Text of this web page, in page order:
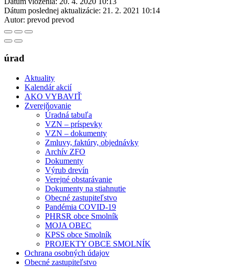
Dátum poslednej aktualizácie: 21. 2. 2021 10:14
Autor: prevod prevod
úrad
Aktuality
Kalendár akcií
AKO VYBAVIŤ
Zverejňovanie
Úradná tabuľa
VZN – príspevky
VZN – dokumenty
Zmluvy, faktúry, objednávky
Archív ZFO
Dokumenty
Výrub drevín
Verejné obstarávanie
Dokumenty na stiahnutie
Obecné zastupiteľstvo
Pandémia COVID-19
PHRSR obce Smolník
MOJA OBEC
KPSS obce Smolník
PROJEKTY OBCE SMOLNÍK
Ochrana osobných údajov
Obecné zastupiteľstvo